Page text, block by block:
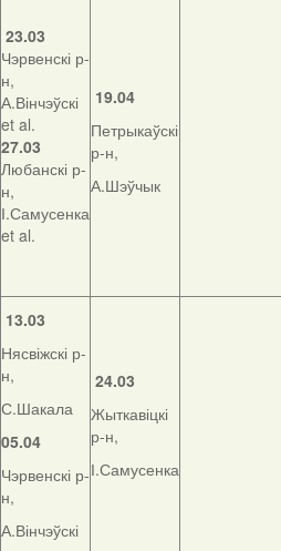
23.03
Чэрвенскі р-
н,
А.Вінчэўскі
et al.
27.03
Любанскі р-
н,
І.Самусенка
et al.
19.04
Петрыкаўскі
р-н,
А.Шэўчык
13.03
Нясвіжскі р-
н,
С.Шакала
05.04
Чэрвенскі р-
н,
А.Вінчэўскі
24.03
Жыткавіцкі
р-н,
І.Самусенка